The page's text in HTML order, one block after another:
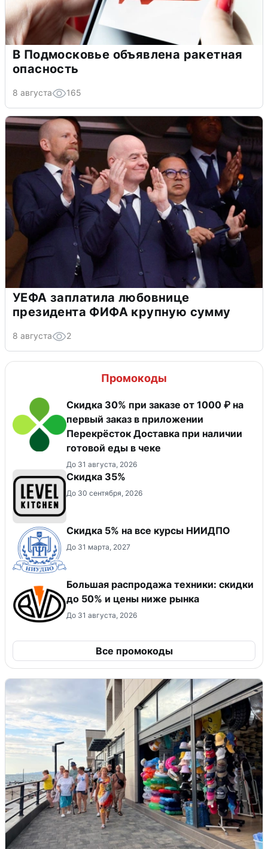
В Подмосковье объявлена ракетная
опасность
8 августа 165
УЕФА заплатила любовнице
президента ФИФА крупную сумму
8 августа 2
Промокоды
Скидка 30% при заказе от 1000 ₽ на
первый заказ в приложении
Перекрёсток Доставка при наличии
готовой еды в чеке
До 31 августа, 2026
Скидка 35%
До 30 сентября, 2026
Скидка 5% на все курсы НИИДПО
До 31 марта, 2027
Большая распродажа техники: скидки
до 50% и цены ниже рынка
До 31 августа, 2026
Все промокоды